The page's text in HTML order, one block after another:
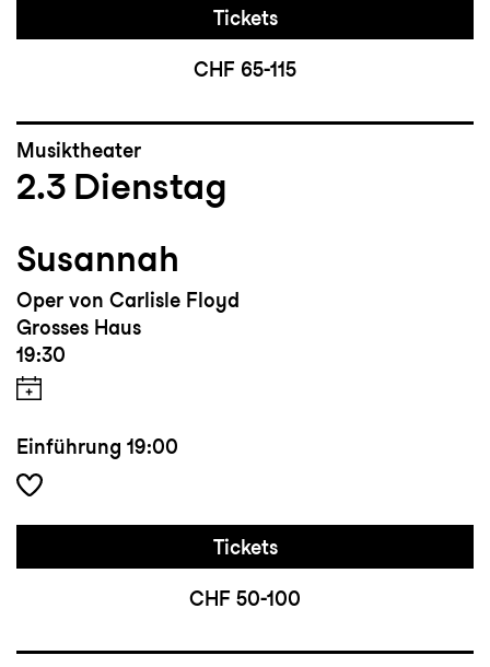
Tickets
CHF 65-115
Musiktheater
2.3 Dienstag
Susannah
Oper von Carlisle Floyd
Grosses Haus
19:30
Einführung 19:00
Tickets
CHF 50-100